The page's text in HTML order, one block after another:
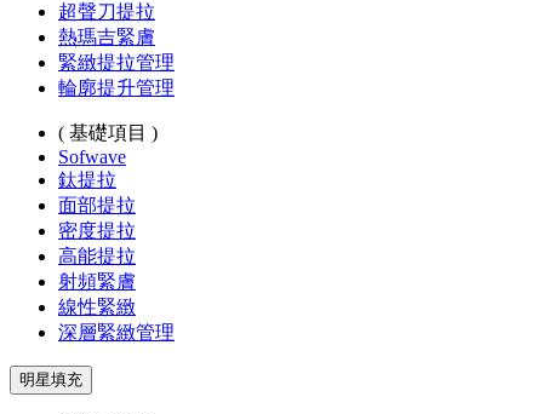
超聲刀提拉
熱瑪吉緊膚
緊緻提拉管理
輪廓提升管理
( 基礎項目 )
Sofwave
鈦提拉
面部提拉
密度提拉
高能提拉
射頻緊膚
線性緊緻
深層緊緻管理
明星填充